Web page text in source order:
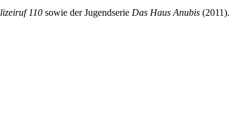
110 sowie der Jugendserie Das Haus Anubis (2011).